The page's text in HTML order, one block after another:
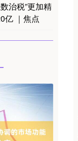
治税”更加精
亿 ｜焦点